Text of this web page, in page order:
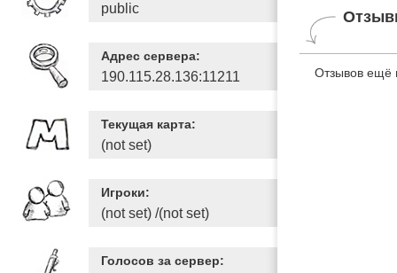
public
Адрес сервера:
190.115.28.136:11211
Текущая карта:
(not set)
Игроки:
(not set) /(not set)
Голосов за сервер:
Отзывов ещё